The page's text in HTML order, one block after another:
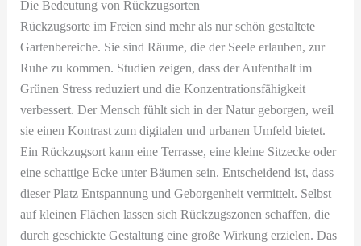
Die Bedeutung von Rückzugsorten
Rückzugsorte im Freien sind mehr als nur schön gestaltete
Gartenbereiche. Sie sind Räume, die der Seele erlauben, zur
Ruhe zu kommen. Studien zeigen, dass der Aufenthalt im
Grünen Stress reduziert und die Konzentrationsfähigkeit
verbessert. Der Mensch fühlt sich in der Natur geborgen, weil
sie einen Kontrast zum digitalen und urbanen Umfeld bietet.
Ein Rückzugsort kann eine Terrasse, eine kleine Sitzecke oder
eine schattige Ecke unter Bäumen sein. Entscheidend ist, dass
dieser Platz Entspannung und Geborgenheit vermittelt. Selbst
auf kleinen Flächen lassen sich Rückzugszonen schaffen, die
durch geschickte Gestaltung eine große Wirkung erzielen. Das